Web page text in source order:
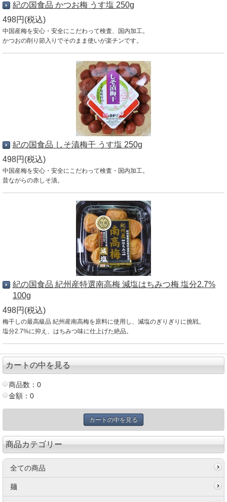
紀の国食品 かつお梅 うす塩 250g
498円(税込)
中国産梅を安心・安全にこだわって検査、国内加工。
かつおの削り節入りでそのまま使いが楽チンです。
紀の国食品 しそ漬梅干 うす塩 250g
498円(税込)
中国産梅を安心・安全にこだわって検査・国内加工。
昔ながらの赤しそ漬。
紀の国食品 紀州産特選南高梅 減塩はちみつ梅 塩分2.7%
100g
498円(税込)
梅干しの最高級品 紀州産南高梅を原料に使用し、減塩のぎりぎりに挑戦。
塩分2.7%に抑え、はちみつ味に仕上げた絶品。
カートの中を見る
商品数：0
金額：0
カートの中を見る
商品カテゴリー
全ての商品
麺